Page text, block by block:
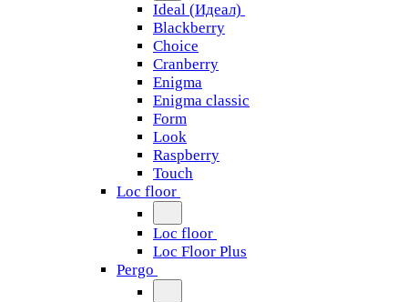
Ideal (Идеал)
Blackberry
Choice
Cranberry
Enigma
Enigma classic
Form
Look
Raspberry
Touch
Loc floor
Loc floor
Loc Floor Plus
Pergo